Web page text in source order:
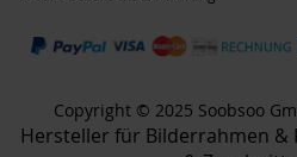
Copyright © 2025 Soobsoo
Hersteller für Bilderrahmen &